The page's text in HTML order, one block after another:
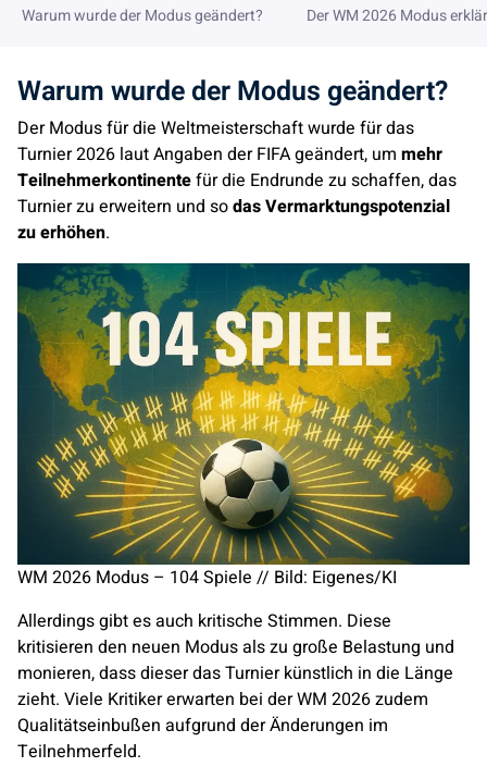
Warum wurde der Modus geändert? Der WM 2026 Modus
Warum wurde der Modus geändert?
Der Modus für die Weltmeisterschaft wurde für das
Turnier 2026 laut Angaben der FIFA geändert, um mehr
Teilnehmerkontinentefür die Endrunde zu schaffen, das
Turnier zu erweitern und sodas Vermarktungspotenzial
zu erhöhen.
WM 2026 Modus – 104 Spiele // Bild: Eigenes/KI
Allerdings gibt es auch kritische Stimmen. Diese
kritisieren den neuen Modus als zu große Belastung und
monieren, dass dieser das Turnier künstlich in die Länge
zieht. Viele Kritiker erwarten bei der WM 2026 zudem
Qualitätseinbußen aufgrund der Änderungen im
Teilnehmerfeld.